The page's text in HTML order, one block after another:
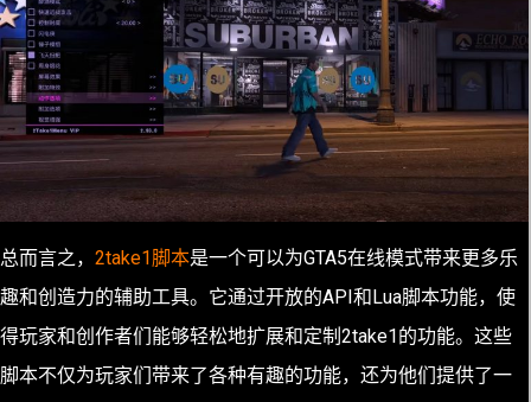
总而言之， 2take1脚本是一个可以为GTA5在线模式带来更多乐
趣和创造力的辅助工具。它通过开放的API和Lua脚本功能，使
得玩家和创作者们能够轻松地扩展和定制2take1的功能。这些
脚本不仅为玩家们带来了各种有趣的功能，还为他们提供了一